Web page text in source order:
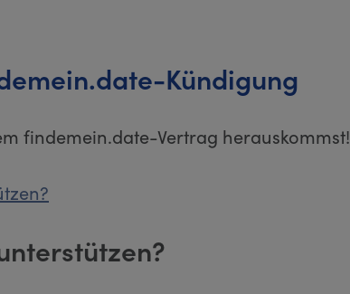
Kündigung
findemein.date-Vertrag herauskommst!